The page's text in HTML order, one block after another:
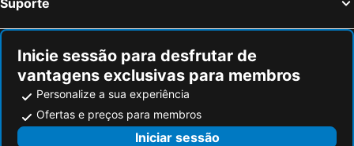
Hotéis em Nai Harn Beach
Hotéis em Laem Set Beach
Hotéis em Hat Yai
Inicie sessão para desfrutar de
vantagens exclusivas para membros
Personalize a sua experiência
Ofertas e preços para membros
Iniciar sessão